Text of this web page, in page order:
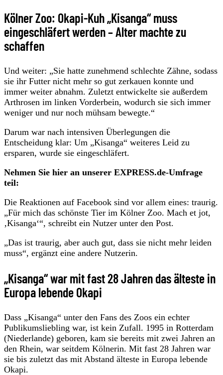
Kölner Zoo: Okapi-Kuh „Kisanga“ muss
eingeschläfert werden – Alter machte zu
schaffen
Und weiter: „Sie hatte zunehmend schlechte Zähne, sodass
sie ihr Futter nicht mehr so gut zerkauen konnte und
immer weiter abnahm. Zuletzt entwickelte sie außerdem
Arthrosen im linken Vorderbein, wodurch sie sich immer
weniger und nur noch mühsam bewegte.“
Darum war nach intensiven Überlegungen die
Entscheidung klar: Um „Kisanga“ weiteres Leid zu
ersparen, wurde sie eingeschläfert.
Nehmen Sie hier an unserer EXPRESS.de-Umfrage
teil:
Die Reaktionen auf Facebook sind vor allem eines: traurig.
„Für mich das schönste Tier im Kölner Zoo. Mach et jot,
‚Kisanga‘“, schreibt ein Nutzer unter den Post.
„Das ist traurig, aber auch gut, dass sie nicht mehr leiden
muss“, ergänzt eine andere Nutzerin.
„Kisanga“ war mit fast 28 Jahren das älteste in
Europa lebende Okapi
Dass „Kisanga“ unter den Fans des Zoos ein echter
Publikumsliebling war, ist kein Zufall. 1995 in Rotterdam
(Niederlande) geboren, kam sie bereits mit zwei Jahren an
den Rhein, war seitdem Kölnerin. Mit fast 28 Jahren war
sie bis zuletzt das mit Abstand älteste in Europa lebende
Okapi.